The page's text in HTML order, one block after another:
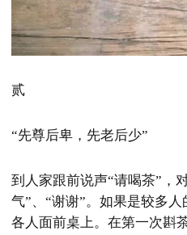
贰
“先尊后卑，先老后少”
到人家跟前说声“请喝茶”，
气”、“谢谢”。如果是较多
各人面前桌上。在第一次斟